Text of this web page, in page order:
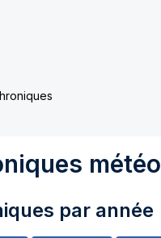
météo
par année